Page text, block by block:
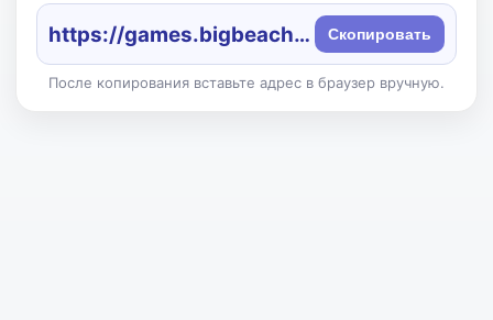
https://games.bigbeach.ru/ Скопировать
После копирования вставьте адрес в браузер вручную.